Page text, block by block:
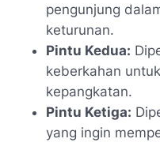
pengunjung
keturunan.
Pintu Kedua:
keberkahan
kepangkatan.
Pintu Ketiga:
yang ingin